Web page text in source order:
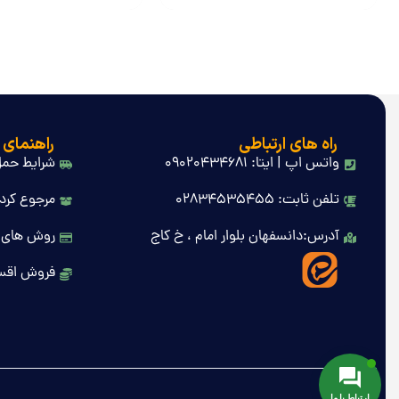
راه های ارتباطی
واتس اپ | ایتا: 09020434681
تلفن ثابت: 02834535455
آدرس:دانسفهان بلوار امام ، خ کاج
شرایط
مرجوع
روش های
فروش